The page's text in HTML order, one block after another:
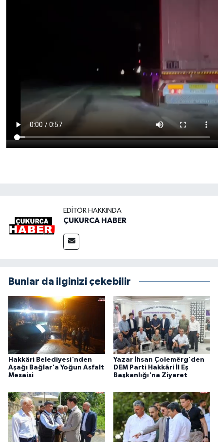
EDITÖR HAKKINDA
ÇUKURCA HABER
Bunlar da ilginizi çekebilir
Hakkâri Belediyesi'nden
Aşağı Bağlar'a Yoğun Asfalt
Mesaisi
Yazar İhsan Çolemêrg'den
DEM Parti Hakkâri İl Eş
Başkanlığı'na Ziyaret